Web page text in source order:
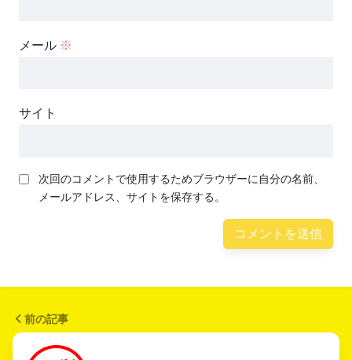
メール ※
サイト
次回のコメントで使用するためブラウザーに自分の名前、
メールアドレス、サイトを保存する。
前の記事